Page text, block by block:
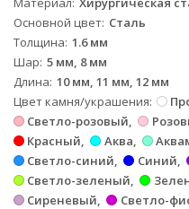
Основной цвет Сталь
Толщина 1.6 мм
Шар 5 мм, 8 мм
Длина 10 мм, 11 мм, 12 мм
Цвет камня/украшения
Светло-розовый
Красный
Аква
Светло-синий
Синий
Светло-зеленый
Сиреневый
Светло-